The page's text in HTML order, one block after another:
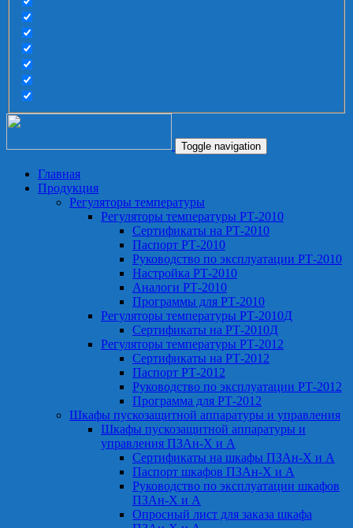
Toggle navigation
Главная
Продукция
Регуляторы температуры
Регуляторы температуры РТ-2010
Сертификаты на РТ-2010
Паспорт РТ-2010
Руководство по эксплуатации РТ-2010
Настройка РТ-2010
Аналоги РТ-2010
Программы для РТ-2010
Регуляторы температуры РТ-2010Д
Сертификаты на РТ-2010Д
Регуляторы температуры РТ-2012
Сертификаты на РТ-2012
Паспорт РТ-2012
Руководство по эксплуатации РТ-2012
Программа для РТ-2012
Шкафы пускозащитной аппаратуры и управления
Шкафы пускозащитной аппаратуры и
управления ПЗАн-Х и А
Сертификаты на шкафы ПЗАн-Х и А
Паспорт шкафов ПЗАн-Х и А
Руководство по эксплуатации шкафов
ПЗАн-Х и А
Опросный лист для заказа шкафа